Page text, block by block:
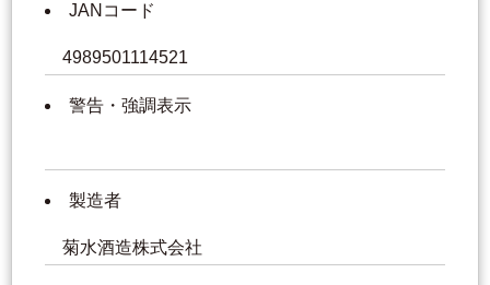
JANコード
4989501114521
警告・強調表示
製造者
菊水酒造株式会社